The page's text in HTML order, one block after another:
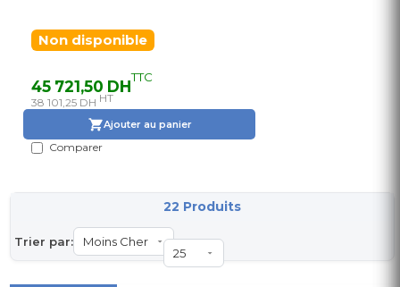
Non disponible
45 721,50 DHTTC
38 101,25 DH HT
Ajouter au panier
Comparer
Trier par:
22 Produits